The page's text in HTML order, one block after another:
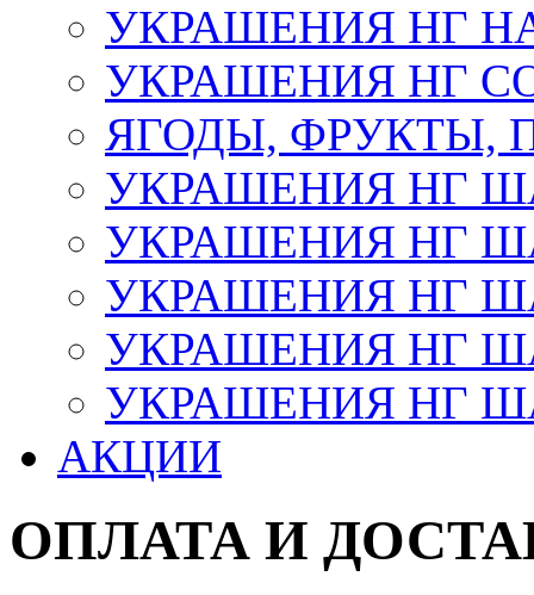
УКРАШЕНИЯ НГ
УКРАШЕНИЯ НГ
ЯГОДЫ, ФРУКТЫ,
УКРАШЕНИЯ НГ
УКРАШЕНИЯ НГ
УКРАШЕНИЯ НГ
УКРАШЕНИЯ НГ
УКРАШЕНИЯ НГ
АКЦИИ
ОПЛАТА И